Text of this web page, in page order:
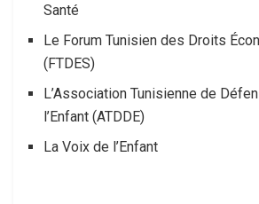
Santé
Le Forum Tunisien des Droits
(FTDES)
L’Association Tunisienne de
l’Enfant (ATDDE)
La Voix de l’Enfant